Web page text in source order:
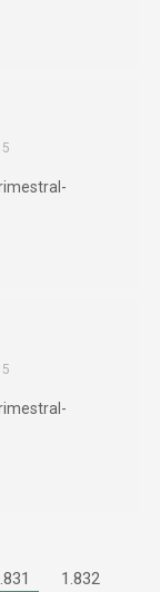
1.832